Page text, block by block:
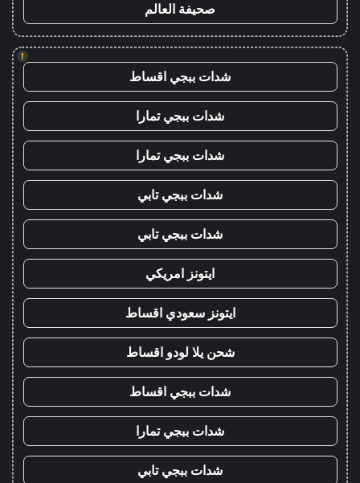
صحيفة العالم
!
شدات ببجي اقساط
شدات ببجي تمارا
شدات ببجي تمارا
شدات ببجي تابي
شدات ببجي تابي
ايتونز امريكي
ايتونز سعودي اقساط
شحن يلا لودو اقساط
شدات ببجي اقساط
شدات ببجي تمارا
شدات ببجي تابي